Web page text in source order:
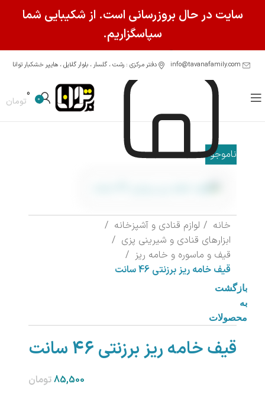
دفتر مرکزی : رشت ، گلسار ، بلوار گلایل ، هایپر خشکبار توانا
0
0
تومان
ناموجود
خانه
لوازم قنادی و آشپزخانه
ابزارهای قنادی و شیرینی پزی
قیف و ماسوره و خامه ریز
قیف خامه ریز برزنتی 46 سانت
بازگشت
به
محصولات
قیف خامه ریز برزنتی 46 سانت
تومان
سایت در حال بروزرسانی است. از شکیبایی شما
سپاسگزاریم.